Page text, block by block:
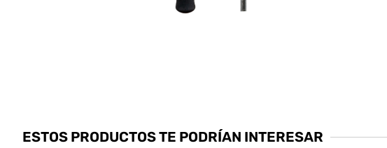
ESTOS PRODUCTOS TE PODRÍAN INTERESAR